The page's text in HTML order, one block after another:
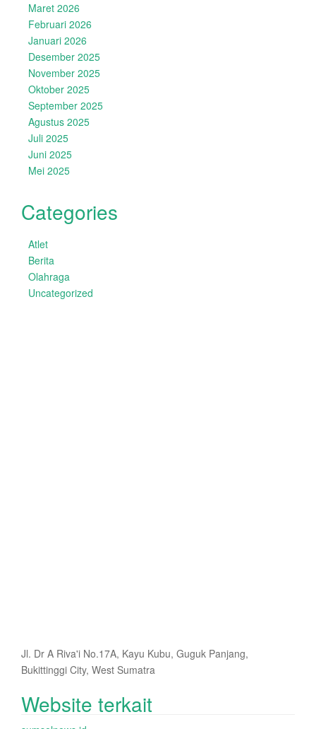
Maret 2026
Februari 2026
Januari 2026
Desember 2025
November 2025
Oktober 2025
September 2025
Agustus 2025
Juli 2025
Juni 2025
Mei 2025
Categories
Atlet
Berita
Olahraga
Uncategorized
Jl. Dr A Riva'i No.17A, Kayu Kubu, Guguk Panjang,
Bukittinggi City, West Sumatra
Website terkait